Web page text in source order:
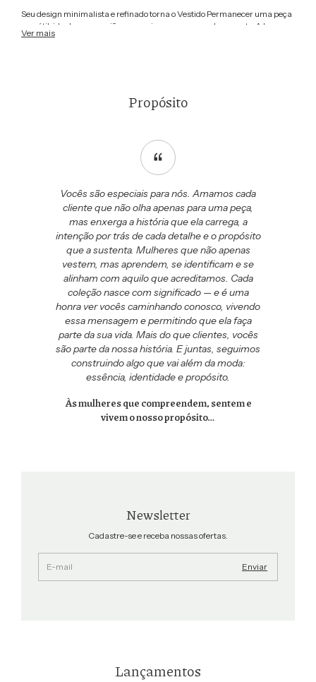
Seu design minimalista e refinado torna o Vestido Permanecer uma peça
versátil, ideal para ocasiões que exigem presença e bom gosto. A leveza
do tecido proporciona frescor, enquanto o toque elástico realça a forma
Ver mais
Propósito
Vocês são especiais para nós. Amamos cada
cliente que não olha apenas para uma peça,
mas enxerga a história que ela carrega, a
intenção por trás de cada detalhe e o propósito
que a sustenta. Mulheres que não apenas
vestem, mas aprendem, se identificam e se
alinham com aquilo que acreditamos. Cada
coleção nasce com significado — e é uma
honra ver vocês caminhando conosco, vivendo
essa mensagem e permitindo que ela faça
parte da sua vida. Mais do que clientes, vocês
são parte da nossa história. E juntas, seguimos
construindo algo que vai além da moda:
essência, identidade e propósito.
Às mulheres que compreendem, sentem e
vivem o nosso propósito…
Newsletter
Cadastre-se e receba nossas ofertas.
Lançamentos